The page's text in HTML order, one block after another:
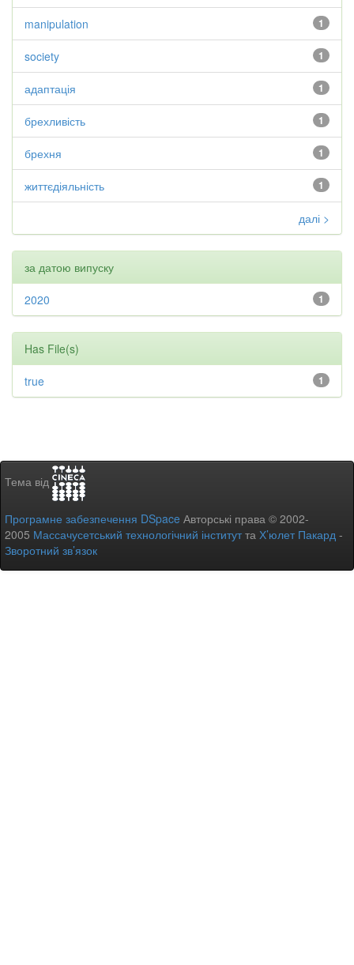
1
manipulation
1
society
1
адаптація
1
брехливість
1
брехня
1
життєдіяльність
далі >
за датою випуску
1
2020
Has File(s)
1
true
Тема від
Програмне забезпечення DSpace Авторські права © 2002-
2005 Массачусетський технологічний інститутта Х’юлет Пакард -
Зворотний зв’язок